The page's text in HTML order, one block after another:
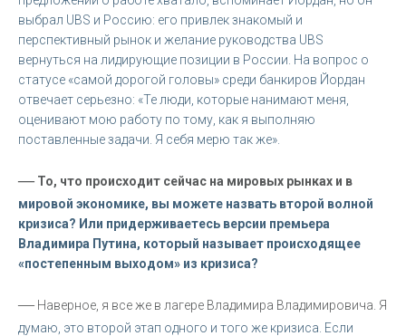
выбрал UBS и Россию: его привлек знакомый и
перспективный рынок и желание руководства UBS
вернуться на лидирующие позиции в России. На вопрос о
статусе «самой дорогой головы» среди банкиров Йордан
отвечает серьезно: «Те люди, которые нанимают меня,
оценивают мою работу по тому, как я выполняю
поставленные задачи. Я себя мерю так же».
— То, что происходит сейчас на мировых рынках и в
мировой экономике, вы можете назвать второй волной
кризиса? Или придерживаетесь версии премьера
Владимира Путина, который называет происходящее
«постепенным выходом» из кризиса?
— Наверное, я все же в лагере Владимира Владимировича. Я
думаю, это второй этап одного и того же кризиса. Если